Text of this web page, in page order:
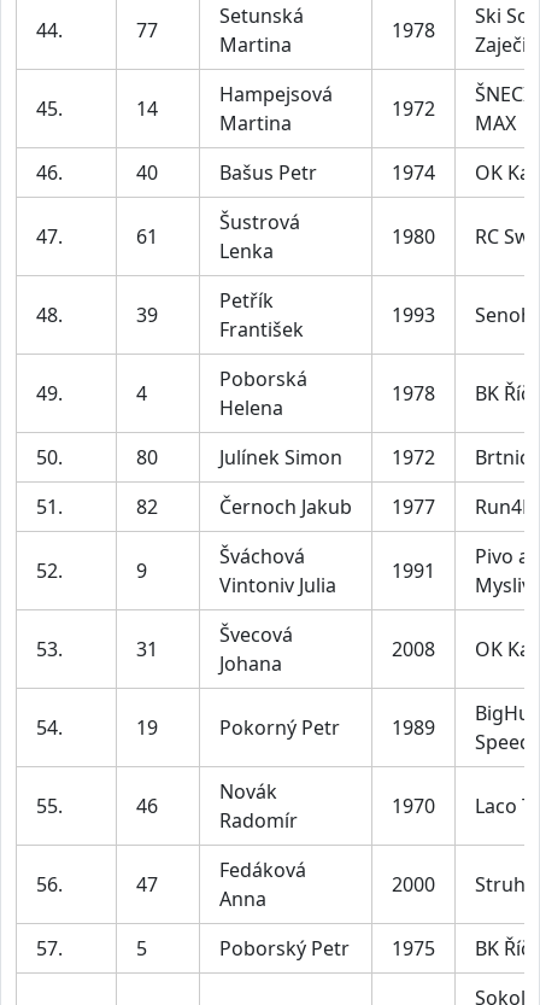
44. 77
Setunská
Martina
1978
Ski
45. 14
Hampejsová
Martina
1972
ŠNECI
MAX
46.
40 Bašus Petr 1974 OK
47. 61
Šustrová
Lenka
1980 RC
48. 39
Petřík
František
1993
49. 4
Poborská
Helena
1978 BK
50. 80 Julínek Simon 1972
Brtnice
51.
82 Černoch Jakub 1977
52. 9
Šváchová
Vintoniv Julia
1991
Pivo a
53. 31
Švecová
Johana
2008 OK
54. 19 Pokorný Petr 1989
55. 46
Novák
Radomír
1970 Laco
56. 47
Fedáková
Anna
2000
57. 5 Poborský Petr 1975 BK
Sokol